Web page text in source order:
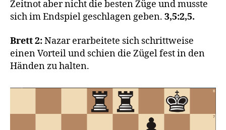
Zeitnot aber nicht die besten Züge und musste
sich im Endspiel geschlagen geben. 3,5:2,5.
Brett 2:Nazar erarbeitete sich schrittweise
einen Vorteil und schien die Zügel fest in den
Händen zu halten.